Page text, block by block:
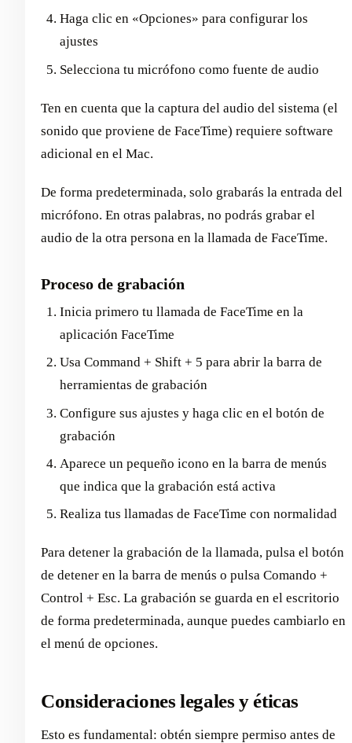
Haga clic en «Opciones» para configurar los
ajustes
Selecciona tu micrófono como fuente de audio
Ten en cuenta que la captura del audio del sistema (el
sonido que proviene de FaceTime) requiere software
adicional en el Mac.
De forma predeterminada, solo grabarás la entrada del
micrófono. En otras palabras, no podrás grabar el
audio de la otra persona en la llamada de FaceTime.
Proceso de grabación
Inicia primero tu llamada de FaceTime en la
aplicación FaceTime
Usa Command + Shift + 5 para abrir la barra de
herramientas de grabación
Configure sus ajustes y haga clic en el botón de
grabación
Aparece un pequeño icono en la barra de menús
que indica que la grabación está activa
Realiza tus llamadas de FaceTime con normalidad
Para detener la grabación de la llamada, pulsa el botón
de detener en la barra de menús o pulsa Comando +
Control + Esc. La grabación se guarda en el escritorio
de forma predeterminada, aunque puedes cambiarlo en
el menú de opciones.
Consideraciones legales y éticas
Esto es fundamental: obtén siempre permiso antes de